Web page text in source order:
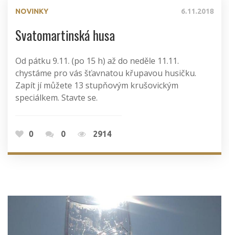
NOVINKY 6.11.2018
Svatomartinská husa
Od pátku 9.11. (po 15 h) až do neděle 11.11.
chystáme pro vás šťavnatou křupavou husičku.
Zapít jí můžete 13 stupňovým krušovickým
speciálkem. Stavte se.
0 0 2914